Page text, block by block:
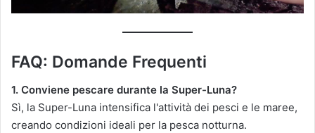
FAQ: Domande Frequenti
1. Conviene pescare durante la Super-Luna?
Sì, la Super-Luna intensifica l'attività dei pesci e le maree,
creando condizioni ideali per la pesca notturna.